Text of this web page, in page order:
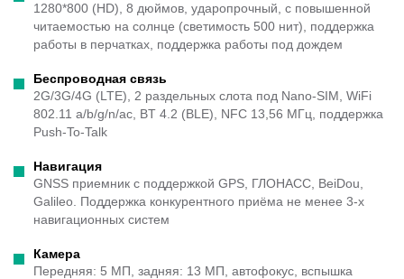
1280*800 (HD), 8 дюймов, ударопрочный, с повышенной
читаемостью на солнце (светимость 500 нит), поддержка
работы в перчатках, поддержка работы под дождем
Беспроводная связь
2G/3G/4G (LTE), 2 раздельных слота под Nano-SIM, WiFi
802.11 a/b/g/n/ac, BT 4.2 (BLE), NFC 13,56 МГц, поддержка
Push-To-Talk
Навигация
GNSS приемник с поддержкой GPS, ГЛОНАСС, BeiDou,
Galileo. Поддержка конкурентного приёма не менее 3-х
навигационных систем
Камера
Передняя: 5 МП, задняя: 13 МП, автофокус, вспышка